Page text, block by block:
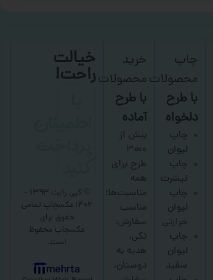
چاپ
محصولات
با طرح
دلخواه
چاپ
لیوان
چاپ
تیشرت
چاپ
لیوان
حرارتی
چاپ
لیوان
سفید
خرید
محصولات
با طرح
آماده
بیش از
۳۰۰۰
طرح برای
همه
مناسبت‌ها؛
مناسب
سفارش:
تکی،
هدیه به
دوستان،
خیالت
راحت!
۱۴۰۲ عکسچاپ
تمامی
حقوق برای
عکسچاپ محفوظ
است.
mehrta